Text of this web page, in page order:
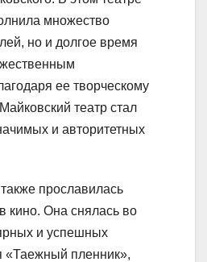
множество
но и долгое время
ее творческому
театр стал
и авторитетных
прославилась
кино. Она снялась во
и успешных
пленник»,